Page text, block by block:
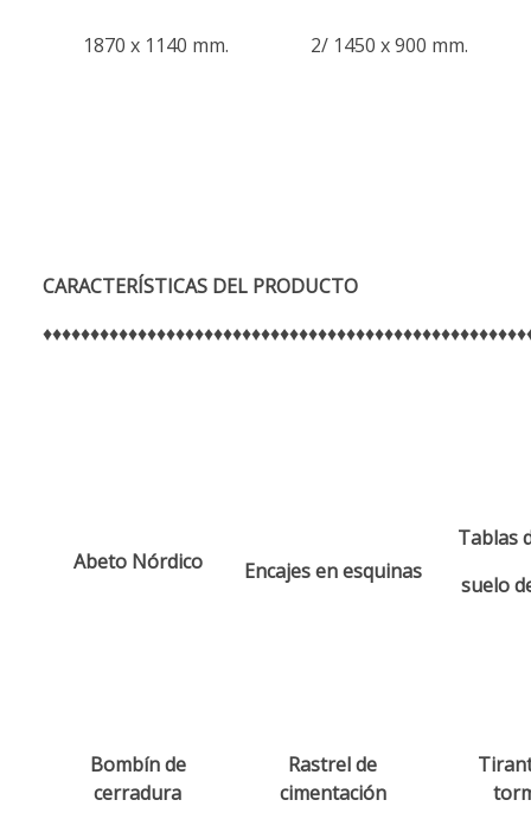
1870 x 1140 mm. 2/ 1450 x 900 mm.
CARACTERÍSTICAS DEL PRODUCTO
Abeto Nórdico Encajes en esquinas
Tablas
suelo
Bombín de
cerradura
Rastrel de
cimentación